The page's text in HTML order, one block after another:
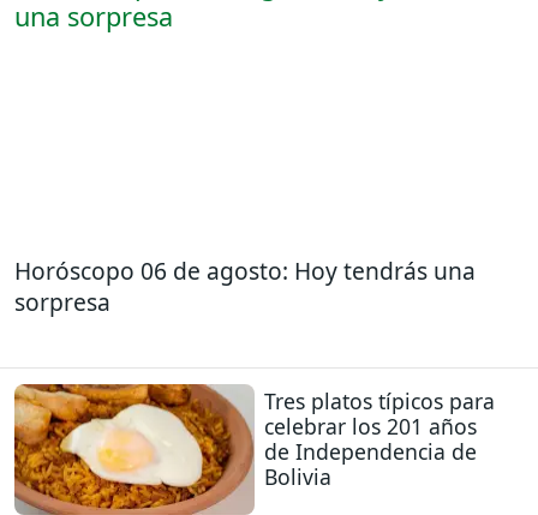
Horóscopo 06 de agosto: Hoy tendrás una
sorpresa
Tres platos típicos para
celebrar los 201 años
de Independencia de
Bolivia